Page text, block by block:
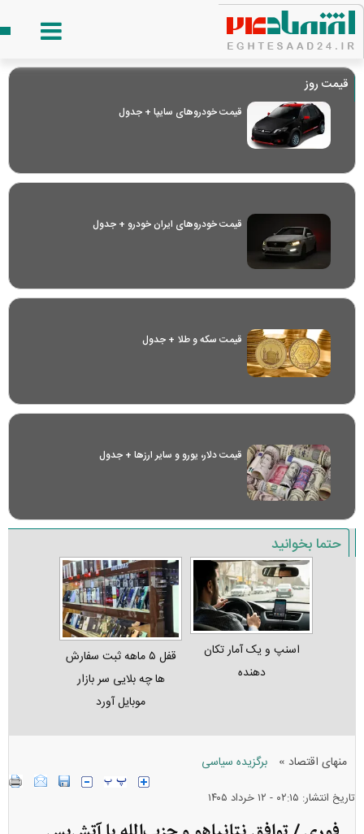
قیمت روز
قیمت خودرو‌های سایپا + جدول
قیمت خودرو‌های ایران خودرو + جدول
قیمت سکه و طلا + جدول
قیمت دلار، یورو و سایر ارز‌ها + جدول
حتما بخوانید
اسنپ و یک آمار تکان‌
دهنده
قفل ۵ ماهه ثبت‌ سفارش‌
ها چه بلایی سر بازار
موبایل آورد
منهای اقتصاد » برگزیده سیاسی
تاریخ انتشار: ۰۲:۱۵ - ۱۲ خرداد ۱۴۰۵